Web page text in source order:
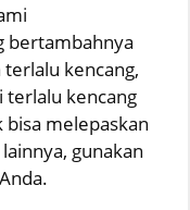
bertambahnya
terlalu kencang,
terlalu kencang
bisa melepaskan
gunakan